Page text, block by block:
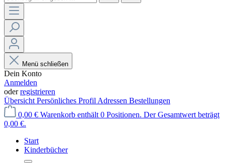
Menü schließen
Dein Konto
Anmelden
oderregistrieren
Übersicht Persönliches Profil Adressen Bestellungen
0,00 € Warenkorb enthält 0 Positionen. Der Gesamtwert beträgt
0,00 €.
Start
Kinderbücher